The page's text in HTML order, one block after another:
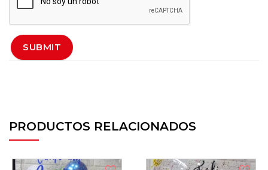
PRODUCTOS RELACIONADOS